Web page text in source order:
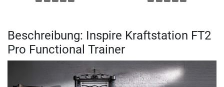
Beschreibung: Inspire Kraftstation FT2
Pro Functional Trainer